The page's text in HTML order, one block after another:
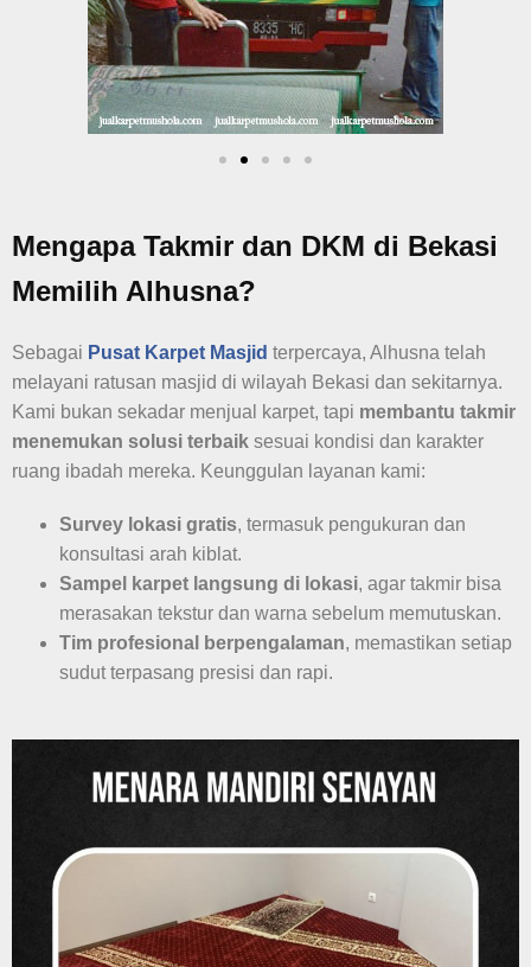
Mengapa Takmir dan DKM di Bekasi
Memilih Alhusna?
Sebagai Pusat Karpet Masjid terpercaya, Alhusna telah
melayani ratusan masjid di wilayah Bekasi dan sekitarnya.
Kami bukan sekadar menjual karpet, tapi membantu takmir
menemukan solusi terbaik sesuai kondisi dan karakter
ruang ibadah mereka. Keunggulan layanan kami:
Survey lokasi gratis, termasuk pengukuran dan
konsultasi arah kiblat.
Sampel karpet langsung di lokasi, agar takmir bisa
merasakan tekstur dan warna sebelum memutuskan.
Tim profesional berpengalaman, memastikan setiap
sudut terpasang presisi dan rapi.